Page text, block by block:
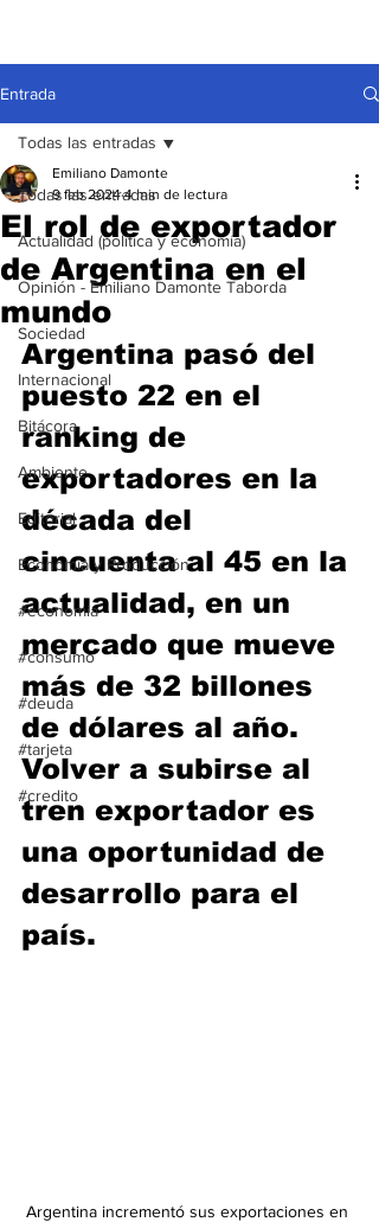
Entrada
Todas las entradas
Actualidad (política y economía)
Opinión - Emiliano Damonte Taborda
Sociedad
Internacional
Bitácora
Ambiente
Editorial
Economía y Producción
#economia
#consumo
#deuda
#tarjeta
#credito
Todas las entradas
El rol de exportador
de Argentina en el
mundo
Emiliano Damonte
9 feb 2024 4 min de lectura
Argentina pasó del
puesto 22 en el
ranking de
exportadores en la
década del
cincuenta al 45 en la
actualidad, en un
mercado que mueve
más de 32 billones
de dólares al año.
Volver a subirse al
tren exportador es
una oportunidad de
desarrollo para el
país.
Argentina incrementó sus exportaciones en